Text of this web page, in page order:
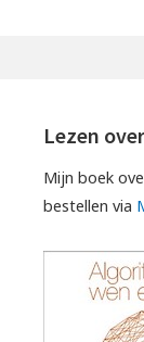
Lezen
Mijn boek
bestellen via